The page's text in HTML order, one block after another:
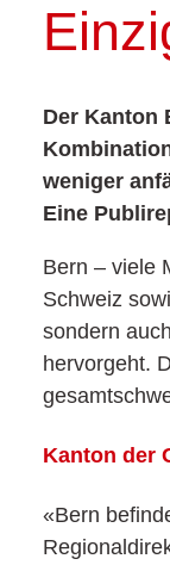
Der Kanton
weniger
Eine
Bern – viele
Schweiz
sondern
hervorgeht.
Kanton der
«Bern